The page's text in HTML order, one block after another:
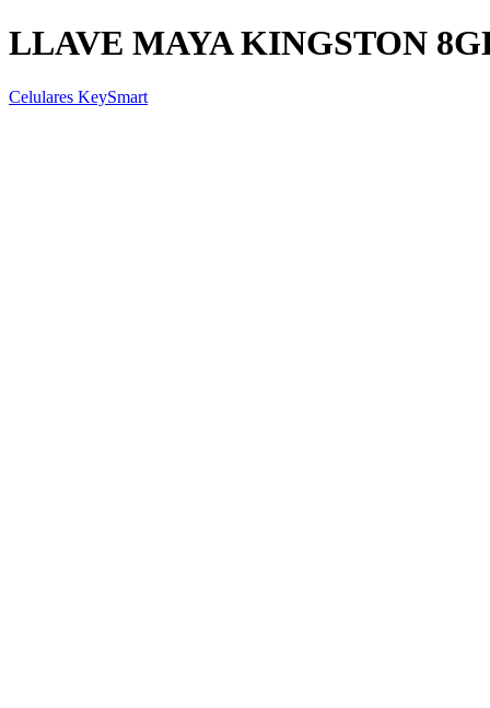
LLAVE MAYA KINGSTON
Celulares KeySmart